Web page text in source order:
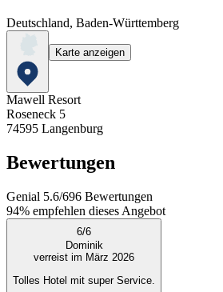
Deutschland, Baden-Württemberg
Karte anzeigen
Mawell Resort
Roseneck 5
74595 Langenburg
Bewertungen
Genial 5.6/696 Bewertungen
94% empfehlen dieses Angebot
6/6
Dominik
verreist im März 2026
Tolles Hotel mit super Service.